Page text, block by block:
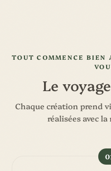
TOUT COMMENCE BIEN
Le
Chaque création prend
réalisées avec